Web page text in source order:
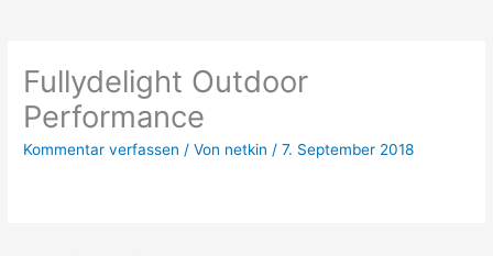
Fullydelight Outdoor
Performance
Kommentar verfassen / Von netkin/7. September 2018